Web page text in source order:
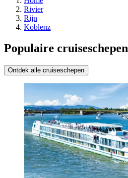
Rivier
Rijn
Koblenz
Populaire cruiseschepen
Ontdek alle cruiseschepen